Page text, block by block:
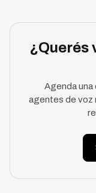
¿Querés
Agenda
agentes de voz